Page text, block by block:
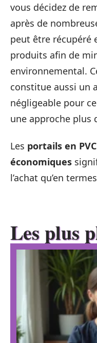
vous décidez de
après de
peut être récupéré
produits afin de
environnemental.
constitue aussi un
négligeable pour
une approche plus
Les portails en PVC
économiques
l’achat qu’en
Les plus